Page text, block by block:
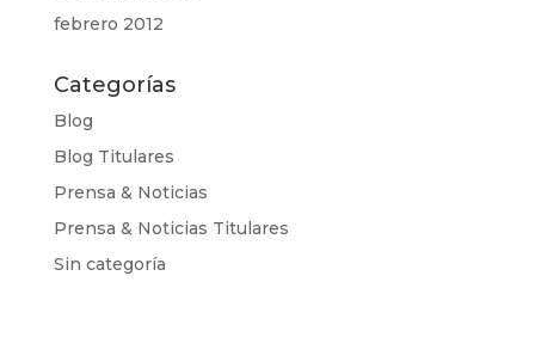
febrero 2012
Categorías
Blog
Blog Titulares
Prensa & Noticias
Prensa & Noticias Titulares
Sin categoría